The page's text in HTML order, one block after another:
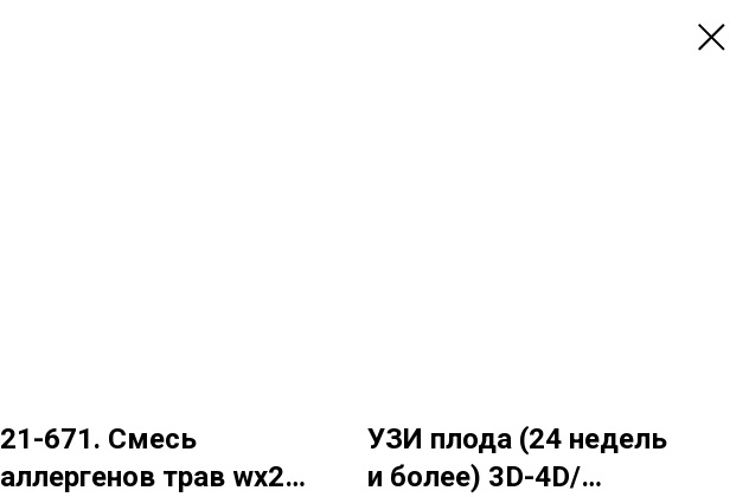
21-671. Смесь
аллергенов трав wx209
УЗИ плода (24 недель
и более) 3D-4D/